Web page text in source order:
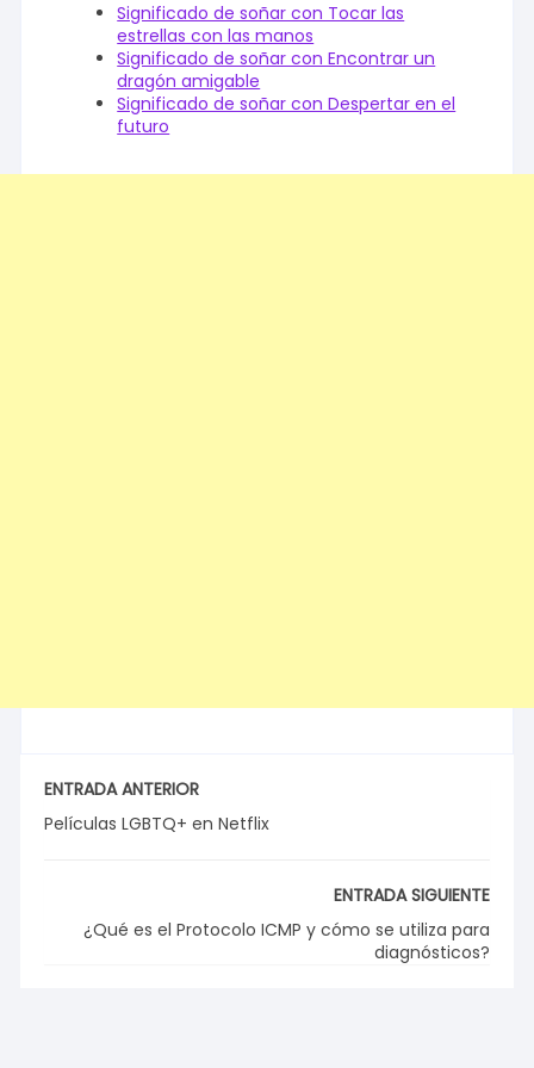
Significado de soñar con Tocar las
estrellas con las manos
Significado de soñar con Encontrar un
dragón amigable
Significado de soñar con Despertar en el
futuro
ENTRADA ANTERIOR
Películas LGBTQ+ en Netflix
ENTRADA SIGUIENTE
¿Qué es el Protocolo ICMP y cómo se utiliza para
diagnósticos?